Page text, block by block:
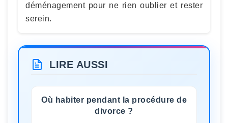
déménagement pour ne rien oublier et rester
serein.
LIRE AUSSI
Où habiter pendant la procédure de
divorce ?